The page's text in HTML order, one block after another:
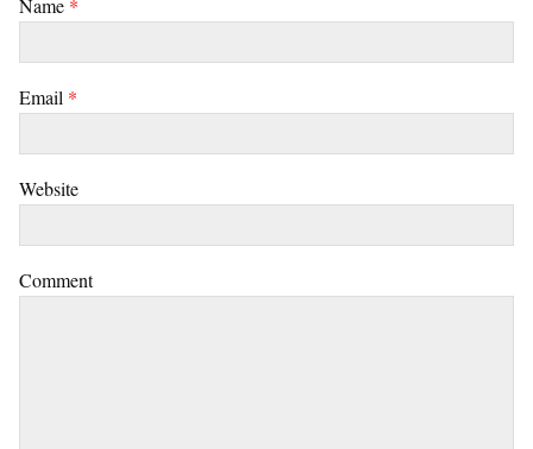
Name *
Email *
Website
Comment